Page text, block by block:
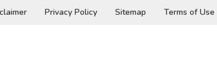
Privacy Policy Sitemap Terms of Use